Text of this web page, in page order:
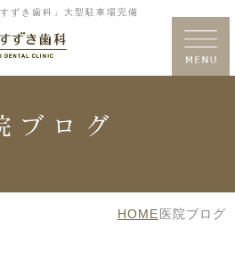
ずき歯科」大型駐車場完備
ブログ
HOME 医院ブログ